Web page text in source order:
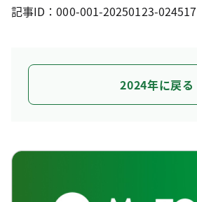
記事ID：000-001-20250123-024517
2024年に戻る